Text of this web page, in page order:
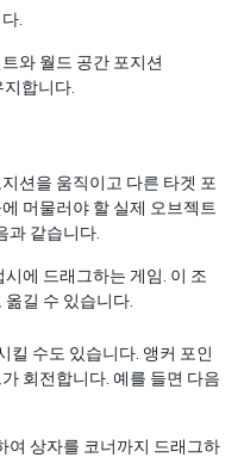
.
와 월드 공간 포지션
지합니다.
션을 움직이고 다른 타겟 포
머물러야 할 실제 오브젝트
과 같습니다.
에 드래그하는 게임. 이 조
길 수 있습니다.
킬 수도 있습니다. 앵커 포인
회전합니다. 예를 들면 다음
여 상자를 코너까지 드래그하